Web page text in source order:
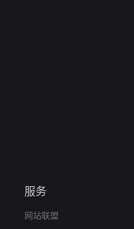
服务
网站联盟